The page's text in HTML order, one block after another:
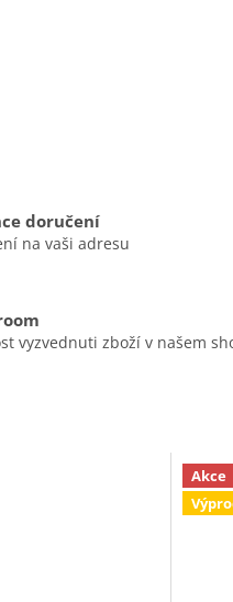
doručení
na vaši adresu
vyzvednuti zboží v našem
Akce